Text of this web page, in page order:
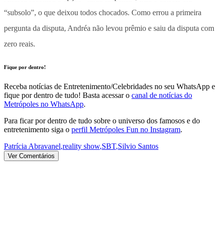
“subsolo”, o que deixou todos chocados. Como errou a primeira
pergunta da disputa, Andréa não levou prêmio e saiu da disputa com
zero reais.
Fique por dentro!
Receba notícias de Entretenimento/Celebridades no seu WhatsApp e
fique por dentro de tudo! Basta acessar o canal de notícias do
Metrópoles no WhatsApp.
Para ficar por dentro de tudo sobre o universo dos famosos e do
entretenimento siga o perfil Metrópoles Fun no Instagram.
Patrícia Abravanel,reality show,SBT,Silvio Santos
Ver Comentários